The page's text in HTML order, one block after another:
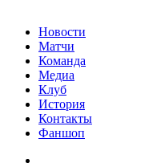
Новости
Матчи
Команда
Медиа
Клуб
История
Контакты
Фаншоп